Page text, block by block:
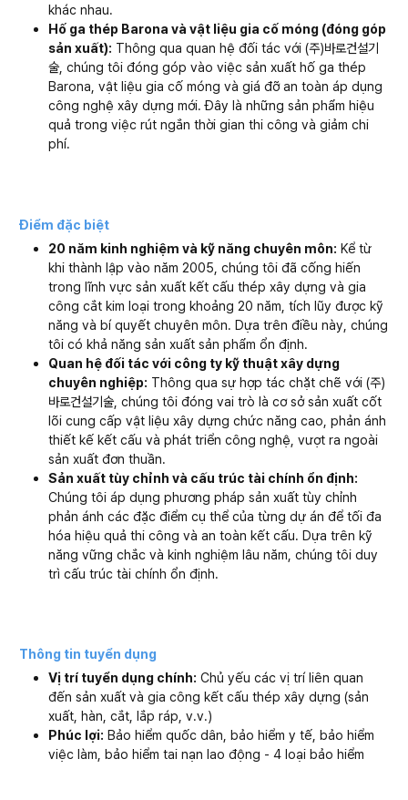
khác nhau.
Hố ga thép Barona và vật liệu gia cố móng (đóng góp
sản xuất): Thông qua quan hệ đối tác với (주)바로건설기
술, chúng tôi đóng góp vào việc sản xuất hố ga thép
Barona, vật liệu gia cố móng và giá đỡ an toàn áp dụng
công nghệ xây dựng mới. Đây là những sản phẩm hiệu
quả trong việc rút ngắn thời gian thi công và giảm chi
phí.
Điểm đặc biệt
20 năm kinh nghiệm và kỹ năng chuyên môn: Kể từ
khi thành lập vào năm 2005, chúng tôi đã cống hiến
trong lĩnh vực sản xuất kết cấu thép xây dựng và gia
công cắt kim loại trong khoảng 20 năm, tích lũy được kỹ
năng và bí quyết chuyên môn. Dựa trên điều này, chúng
tôi có khả năng sản xuất sản phẩm ổn định.
Quan hệ đối tác với công ty kỹ thuật xây dựng
chuyên nghiệp: Thông qua sự hợp tác chặt chẽ với (주)
바로건설기술, chúng tôi đóng vai trò là cơ sở sản xuất cốt
lõi cung cấp vật liệu xây dựng chức năng cao, phản ánh
thiết kế kết cấu và phát triển công nghệ, vượt ra ngoài
sản xuất đơn thuần.
Sản xuất tùy chỉnh và cấu trúc tài chính ổn định:
Chúng tôi áp dụng phương pháp sản xuất tùy chỉnh
phản ánh các đặc điểm cụ thể của từng dự án để tối đa
hóa hiệu quả thi công và an toàn kết cấu. Dựa trên kỹ
năng vững chắc và kinh nghiệm lâu năm, chúng tôi duy
trì cấu trúc tài chính ổn định.
Thông tin tuyển dụng
Vị trí tuyển dụng chính: Chủ yếu các vị trí liên quan
đến sản xuất và gia công kết cấu thép xây dựng (sản
xuất, hàn, cắt, lắp ráp, v.v.)
Phúc lợi: Bảo hiểm quốc dân, bảo hiểm y tế, bảo hiểm
việc làm, bảo hiểm tai nạn lao động - 4 loại bảo hiểm